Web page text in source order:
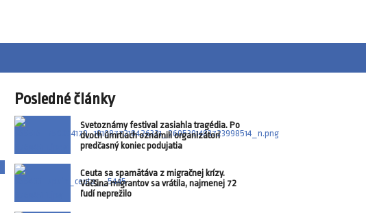
Posledné články
Svetoznámy festival zasiahla tragédia. Po
dvoch úmrtiach oznámili organizátori
predčasný koniec podujatia
Ceuta sa spamätáva z migračnej krízy.
Väčšina migrantov sa vrátila, najmenej 72
ľudí neprežilo